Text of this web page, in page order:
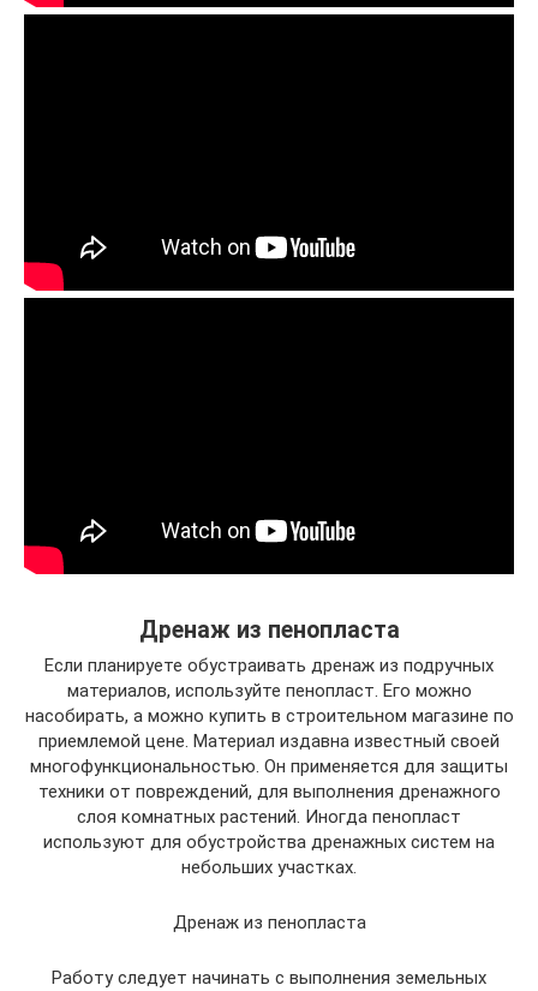
Дренаж из пенопласта
Если планируете обустраивать дренаж из подручных
материалов, используйте пенопласт. Его можно
насобирать, а можно купить в строительном магазине по
приемлемой цене. Материал издавна известный своей
многофункциональностью. Он применяется для защиты
техники от повреждений, для выполнения дренажного
слоя комнатных растений. Иногда пенопласт
используют для обустройства дренажных систем на
небольших участках.
Дренаж из пенопласта
Работу следует начинать с выполнения земельных